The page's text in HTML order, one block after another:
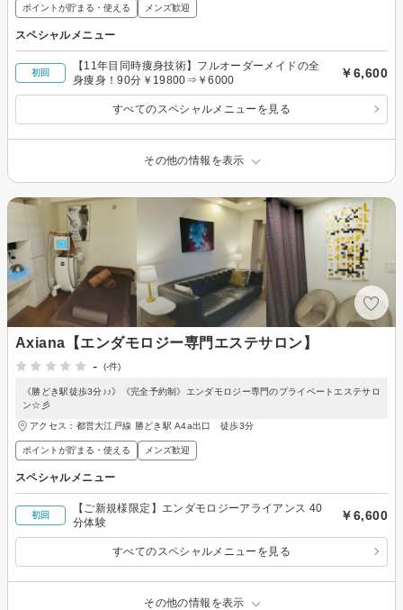
ポイントが貯まる・使える メンズ歓迎
スペシャルメニュー
初回
【11年目同時痩身技術】フルオーダーメイドの全
身痩身！90分￥19800⇒￥6000
￥6,600
すべてのスペシャルメニューを見る
その他の情報を表示
Axiana【エンダモロジー専門エステサロン】
-
(-件)
《勝どき駅徒歩3分♪♪》《完全予約制》エンダモロジー専門のプライベートエステサロ
ン☆彡
アクセス：都営大江戸線 勝どき駅 A4a出口 徒歩3分
ポイントが貯まる・使える メンズ歓迎
スペシャルメニュー
初回
【ご新規様限定】エンダモロジーアライアンス 40
分体験
￥6,600
すべてのスペシャルメニューを見る
その他の情報を表示